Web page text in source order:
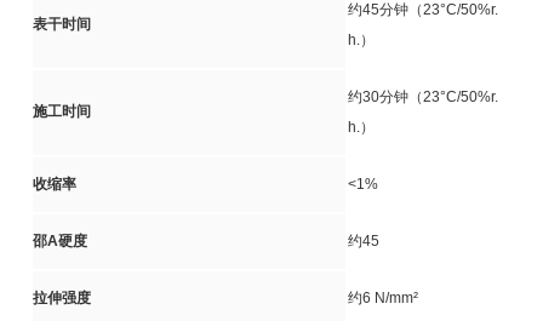
表干时间
约45分钟（23°C/50%r.
h.）
施工时间
约30分钟（23°C/50%r.
h.）
收缩率 <1%
邵A硬度 约45
拉伸强度 约6 N/mm²